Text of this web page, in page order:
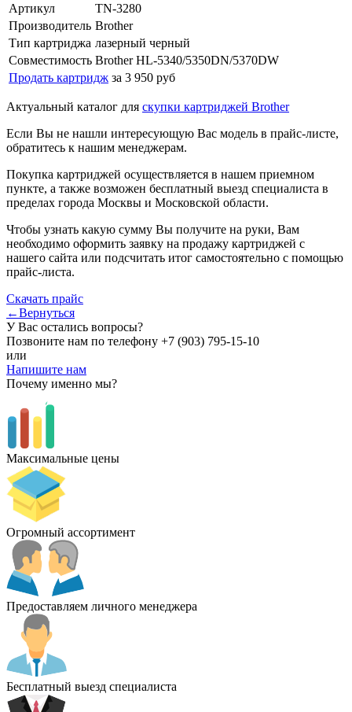
Артикул
TN-3280
Производитель Brother
Тип картриджа лазерный черный
Совместимость Brother HL-5340/5350DN/5370DW
Продать картридж за 3 950 руб
Актуальный каталог для скупки картриджей Brother
Если Вы не нашли интересующую Вас модель в прайс-листе,
обратитесь к нашим менеджерам.
Покупка картриджей осуществляется в нашем приемном
пункте, а также возможен бесплатный выезд специалиста в
пределах города Москвы и Московской области.
Чтобы узнать какую сумму Вы получите на руки, Вам
необходимо оформить заявку на продажу картриджей с
нашего сайта или подсчитать итог самостоятельно с помощью
прайс-листа.
Скачать прайс
←Вернуться
У Вас остались вопросы?
Позвоните нам по телефону +7 (903) 795-15-10
или
Напишите нам
Почему именно мы?
Максимальные цены
Огромный ассортимент
Предоставляем личного менеджера
Бесплатный выезд специалиста